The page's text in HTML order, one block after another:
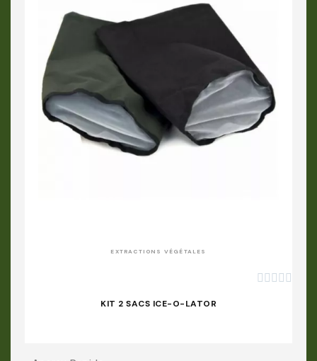
EXTRACTIONS VÉGÉTALES
    
KIT 2 SACS ICE-O-LATOR